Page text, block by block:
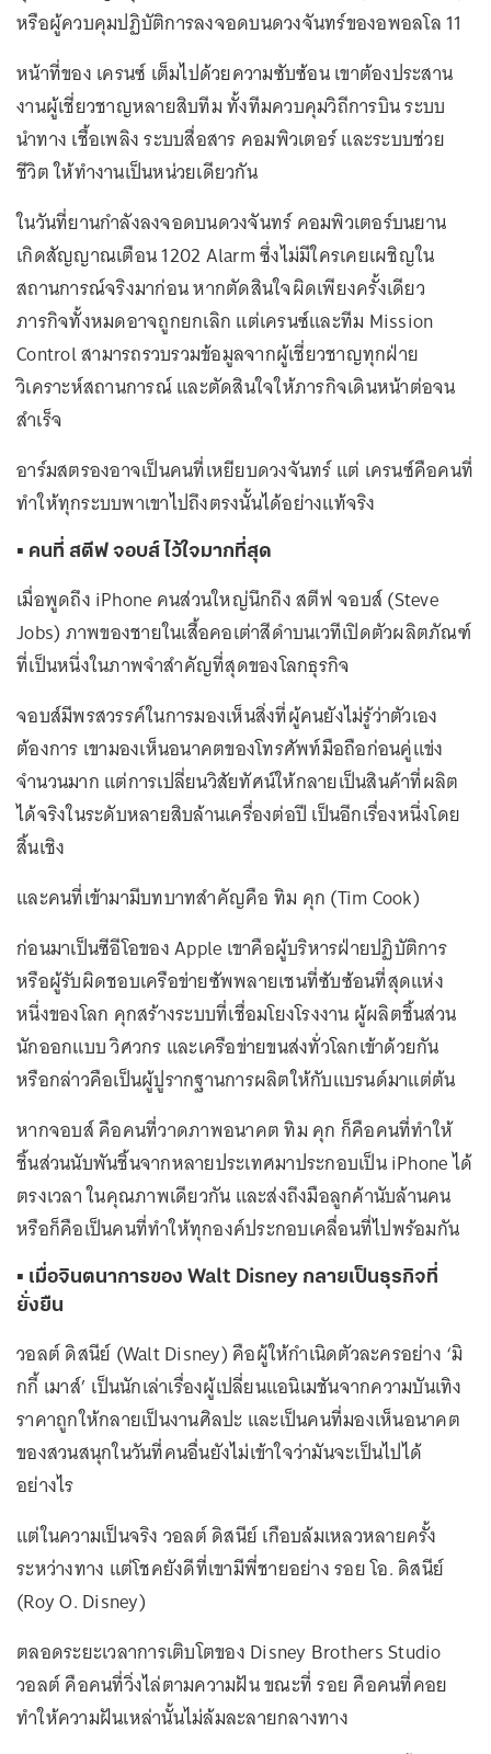
หรือผู้ควบคุมปฏิบัติการลงจอดบนดวงจันทร์ของอพอลโล 11
หน้าที่ของ เครนซ์ เต็มไปด้วยความซับซ้อน เขาต้องประสาน
งานผู้เชี่ยวชาญหลายสิบทีม ทั้งทีมควบคุมวิถีการบิน ระบบ
นำทาง เชื้อเพลิง ระบบสื่อสาร คอมพิวเตอร์ และระบบช่วย
ชีวิต ให้ทำงานเป็นหน่วยเดียวกัน
ในวันที่ยานกำลังลงจอดบนดวงจันทร์ คอมพิวเตอร์บนยาน
เกิดสัญญาณเตือน 1202 Alarm ซึ่งไม่มีใครเคยเผชิญใน
สถานการณ์จริงมาก่อน หากตัดสินใจผิดเพียงครั้งเดียว
ภารกิจทั้งหมดอาจถูกยกเลิก แต่เครนซ์และทีม Mission
Control สามารถรวบรวมข้อมูลจากผู้เชี่ยวชาญทุกฝ่าย
วิเคราะห์สถานการณ์ และตัดสินใจให้ภารกิจเดินหน้าต่อจน
สำเร็จ
อาร์มสตรองอาจเป็นคนที่เหยียบดวงจันทร์ แต่ เครนซ์คือคนที่
ทำให้ทุกระบบพาเขาไปถึงตรงนั้นได้อย่างแท้จริง
▪️ คนที่ สตีฟ จอบส์ ไว้ใจมากที่สุด
เมื่อพูดถึง iPhone คนส่วนใหญ่นึกถึง สตีฟ จอบส์ (Steve
Jobs) ภาพของชายในเสื้อคอเต่าสีดำบนเวทีเปิดตัวผลิตภัณฑ์
ที่เป็นหนึ่งในภาพจำสำคัญที่สุดของโลกธุรกิจ
จอบส์มีพรสวรรค์ในการมองเห็นสิ่งที่ผู้คนยังไม่รู้ว่าตัวเอง
ต้องการ เขามองเห็นอนาคตของโทรศัพท์มือถือก่อนคู่แข่ง
จำนวนมาก แต่การเปลี่ยนวิสัยทัศน์ให้กลายเป็นสินค้าที่ผลิต
ได้จริงในระดับหลายสิบล้านเครื่องต่อปี เป็นอีกเรื่องหนึ่งโดย
สิ้นเชิง
และคนที่เข้ามามีบทบาทสำคัญคือ ทิม คุก (Tim Cook)
ก่อนมาเป็นซีอีโอของ Apple เขาคือผู้บริหารฝ่ายปฏิบัติการ
หรือผู้รับผิดชอบเครือข่ายซัพพลายเชนที่ซับซ้อนที่สุดแห่ง
หนึ่งของโลก คุกสร้างระบบที่เชื่อมโยงโรงงาน ผู้ผลิตชิ้นส่วน
นักออกแบบ วิศวกร และเครือข่ายขนส่งทั่วโลกเข้าด้วยกัน
หรือกล่าวคือเป็นผู้ปูรากฐานการผลิตให้กับแบรนด์มาแต่ต้น
หากจอบส์ คือคนที่วาดภาพอนาคต ทิม คุก ก็คือคนที่ทำให้
ชิ้นส่วนนับพันชิ้นจากหลายประเทศมาประกอบเป็น iPhone ได้
ตรงเวลา ในคุณภาพเดียวกัน และส่งถึงมือลูกค้านับล้านคน
หรือก็คือเป็นคนที่ทำให้ทุกองค์ประกอบเคลื่อนที่ไปพร้อมกัน
▪️ เมื่อจินตนาการของ Walt Disney กลายเป็นธุรกิจที่
ยั่งยืน
วอลต์ ดิสนีย์ (Walt Disney) คือผู้ให้กำเนิดตัวละครอย่าง ‘มิ
กกี้ เมาส์’ เป็นนักเล่าเรื่องผู้เปลี่ยนแอนิเมชันจากความบันเทิง
ราคาถูกให้กลายเป็นงานศิลปะ และเป็นคนที่มองเห็นอนาคต
ของสวนสนุกในวันที่คนอื่นยังไม่เข้าใจว่ามันจะเป็นไปได้
อย่างไร
แต่ในความเป็นจริง วอลต์ ดิสนีย์ เกือบล้มเหลวหลายครั้ง
ระหว่างทาง แต่โชคยังดีที่เขามีพี่ชายอย่าง รอย โอ. ดิสนีย์
(Roy O. Disney)
ตลอดระยะเวลาการเติบโตของ Disney Brothers Studio
วอลต์ คือคนที่วิ่งไล่ตามความฝัน ขณะที่ รอย คือคนที่คอย
ทำให้ความฝันเหล่านั้นไม่ล้มละลายกลางทาง